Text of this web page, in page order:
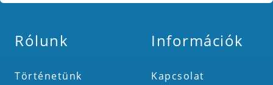
Rólunk
Történetünk
Információk
Kapcsolat